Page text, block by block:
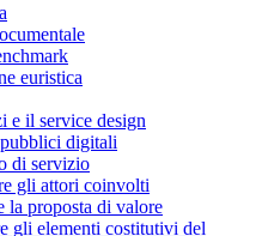
euristica
e il service design
digitali
di servizio
gli attori coinvolti
la proposta di valore
gli elementi costitutivi del